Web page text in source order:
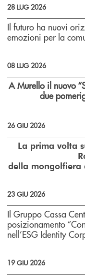
28 LUG 2026
Il futuro ha nuovi
emozioni per la
08 LUG 2026
A Murello il nuovo
due
26 GIU 2026
La prima volta
della mongolfiera
23 GIU 2026
Il Gruppo Cassa
posizionamento
nell’ESG Identity
19 GIU 2026